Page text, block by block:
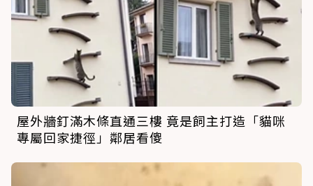
屋外牆釘滿木條直通三樓 竟是飼主打造「貓咪
專屬回家捷徑」鄰居看傻